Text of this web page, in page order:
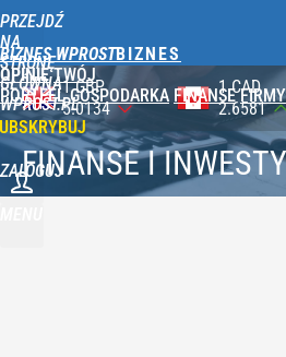
PRZEJDŹ
NA
STRONĘ
GŁÓWNĄ
WPROST.PL
BIZNES WPROST
OPINIE TWÓJ
PORTFEL GOSPODARKA FINANSE FIRMY
ZALOGUJ
1 CAD
2.6581
FINANSE I